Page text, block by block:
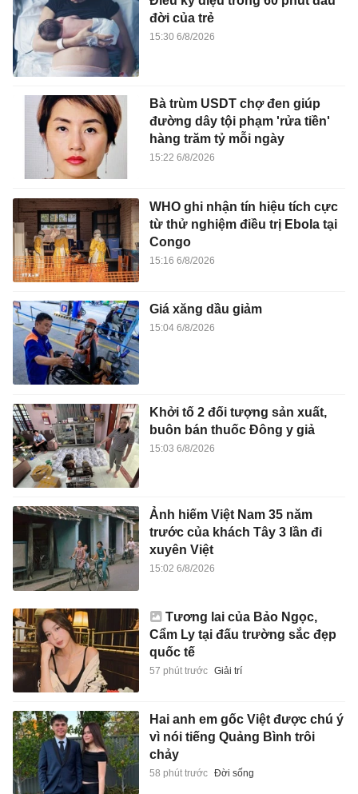
đời của trẻ
15:30 6/8/2026
Bà trùm USDT chợ đen giúp
đường dây tội phạm 'rửa tiền'
hàng trăm tỷ mỗi ngày
15:22 6/8/2026
WHO ghi nhận tín hiệu tích cực
từ thử nghiệm điều trị Ebola tại
Congo
15:16 6/8/2026
Giá xăng dầu giảm
15:04 6/8/2026
Khởi tố 2 đối tượng sản xuất,
buôn bán thuốc Đông y giả
15:03 6/8/2026
Ảnh hiếm Việt Nam 35 năm
trước của khách Tây 3 lần đi
xuyên Việt
15:02 6/8/2026
Tương lai của Bảo Ngọc,
Cẩm Ly tại đấu trường sắc đẹp
quốc tế
57 phút trước Giải trí
Hai anh em gốc Việt được chú ý
vì nói tiếng Quảng Bình trôi
chảy
58 phút trước Đời sống